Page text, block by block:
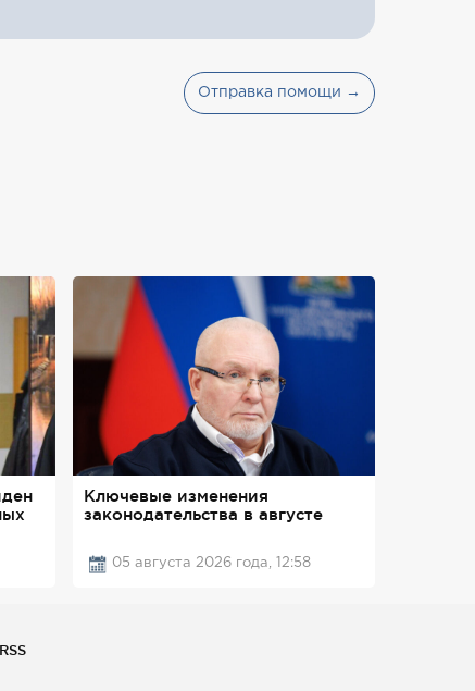
Отправка помощи →
Ключевые изменения
законодательства в августе
05 августа 2026 года, 12:58
RSS